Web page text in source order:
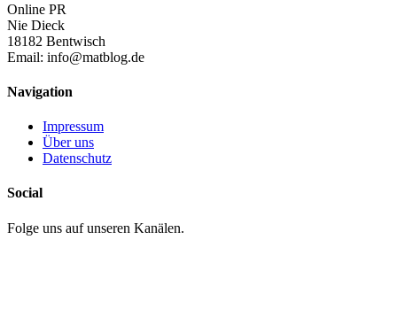
Online PR
Nie Dieck
18182 Bentwisch
Email: info@matblog.de
Navigation
Impressum
Über uns
Datenschutz
Social
Folge uns auf unseren Kanälen.